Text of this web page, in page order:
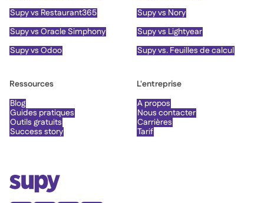
Supy vs Restaurant365
Supy vs Nory
Supy vs Oracle Simphony
Supy vs Lightyear
Supy vs Odoo
Supy vs. Feuilles de calcul
Ressources
Blog
Guides pratiques
Outils gratuits
Success story
L'entreprise
À propos
Nous contacter
Carrières
Tarif